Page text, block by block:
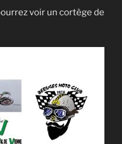
voir un cortège de